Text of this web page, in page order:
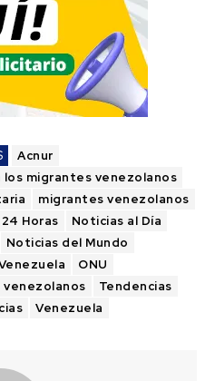
Acnur
migrantes venezolanos
migrantes venezolanos
Horas
Noticias al Día
Noticias del Mundo
ONU
Tendencias
Venezuela